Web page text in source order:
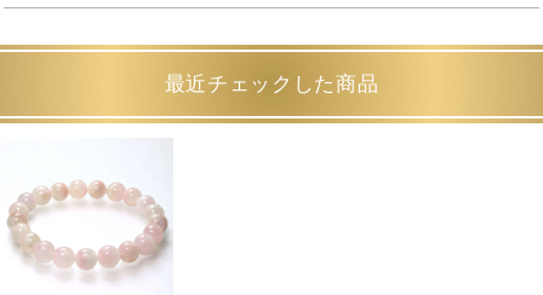
最近チェックした商品